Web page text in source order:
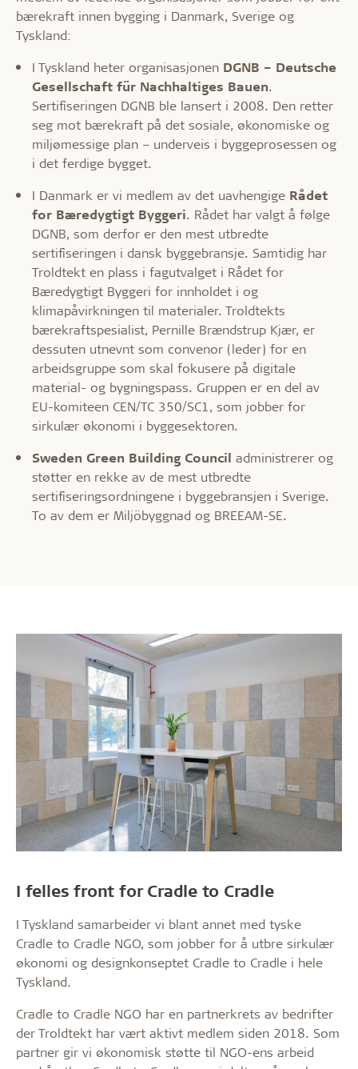
bærekraft innen bygging i Danmark, Sverige og
Tyskland:
I Tyskland heter organisasjonen DGNB – Deutsche
Gesellschaft für Nachhaltiges Bauen.
Sertifiseringen DGNB ble lansert i 2008. Den retter
seg mot bærekraft på det sosiale, økonomiske og
miljømessige plan – underveis i byggeprosessen og
i det ferdige bygget.
I Danmark er vi medlem av det uavhengige Rådet
for Bæredygtigt Byggeri. Rådet har valgt å følge
DGNB, som derfor er den mest utbredte
sertifiseringen i dansk byggebransje. Samtidig har
Troldtekt en plass i fagutvalget i Rådet for
Bæredygtigt Byggeri for innholdet i og
klimapåvirkningen til materialer. Troldtekts
bærekraftspesialist, Pernille Brændstrup Kjær, er
dessuten utnevnt som convenor (leder) for en
arbeidsgruppe som skal fokusere på digitale
material- og bygningspass. Gruppen er en del av
EU-komiteen CEN/TC 350/SC1, som jobber for
sirkulær økonomi i byggesektoren.
Sweden Green Building Council administrerer og
støtter en rekke av de mest utbredte
sertifiseringsordningene i byggebransjen i Sverige.
To av dem er Miljöbyggnad og BREEAM-SE.
I felles front for Cradle to Cradle
I Tyskland samarbeider vi blant annet med tyske
Cradle to Cradle NGO, som jobber for å utbre sirkulær
økonomi og designkonseptet Cradle to Cradle i hele
Tyskland.
Cradle to Cradle NGO har en partnerkrets av bedrifter
der Troldtekt har vært aktivt medlem siden 2018. Som
partner gir vi økonomisk støtte til NGO-ens arbeid